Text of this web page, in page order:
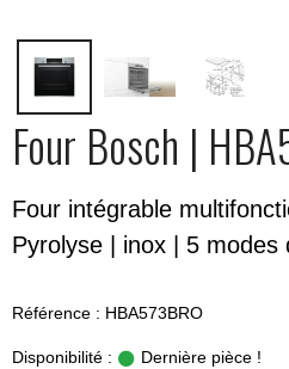
Four Bosch |
Four intégrable
Pyrolyse | inox | 5 modes
Référence : HBA573BRO
Disponibilité : Dernière pièce !